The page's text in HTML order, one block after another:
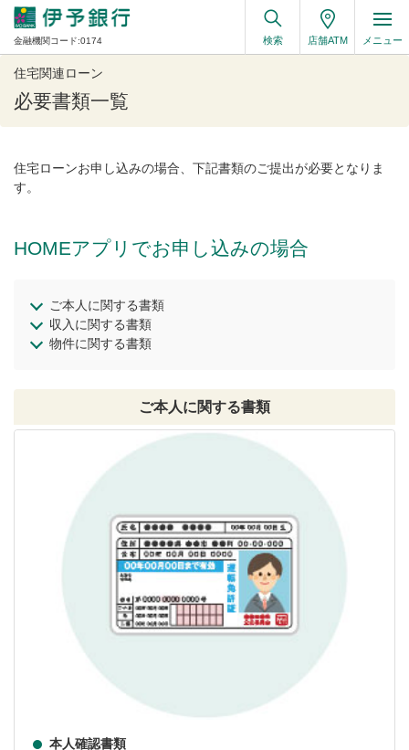
金融機関コード:0174 検索 店舗ATM メニュー
住宅関連ローン
必要書類一覧
住宅ローンお申し込みの場合、下記書類のご提出が必要となりま
す。
HOMEアプリでお申し込みの場合
ご本人に関する書類
収入に関する書類
物件に関する書類
ご本人に関する書類
本人確認書類